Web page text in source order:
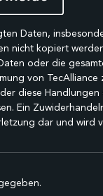
Daten,
nicht kopiert
oder die
von TecAlliance
diese Handlungen
Ein
dar und wird